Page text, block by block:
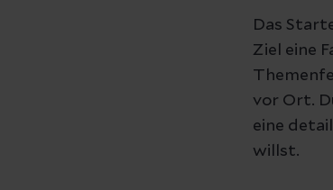
Das
Ziel eine
vor Ort.
eine
willst.